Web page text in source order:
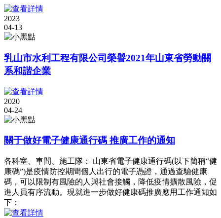
2023
04-13
乳山市水利工程有限公司榮譽2021年山東省勞動關
系和諧企業
2020
04-24
關于做好電子健康通行碼 推廣工作的通知
各科室、車間、施工隊： 山東省電子健康通行碼(以下簡稱“健
康碼”)是疫情防控期間個人出行的電子憑證，通過查驗健康
碼，可以限制有風險的人與社會接觸，降低疫情擴散風險，促
進人員有序流動。現就進一步做好健康碼推廣應用工作通知如
下：